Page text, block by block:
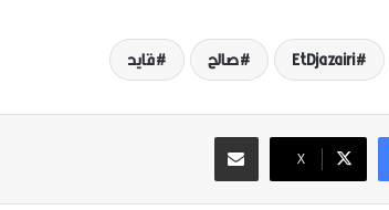
EtDjazairi صالح قايد
‫X